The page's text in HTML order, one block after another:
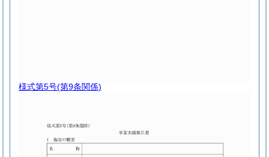
様式第5号(第9条関係)